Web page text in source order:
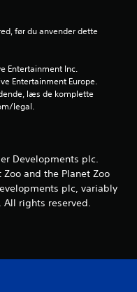
r
e
n
g
Entertainment Inc.
Entertainment Europe.
læs de komplette
legal.
Developments plc.
and the Planet Zoo
plc, variably
rights reserved.